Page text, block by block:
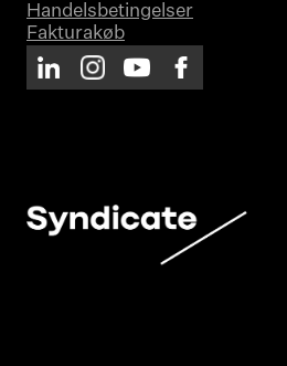
Handelsbetingelser
Fakturakøb